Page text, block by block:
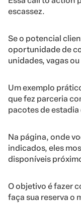
escassez.
Se o potencial
oportunidade de
unidades, vagas
Um exemplo
que fez parceria
pacotes de
Na página, onde
indicados, eles
disponíveis
O objetivo é fazer
faça sua reserva o